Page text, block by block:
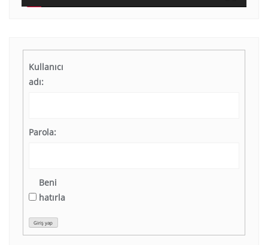
Kullanıcı
adı:
Parola:
Beni
hatırla
Giriş yap